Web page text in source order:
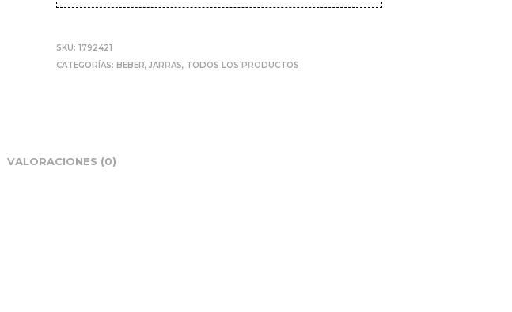
SKU:1792421
CATEGORÍAS: BEBER,JARRAS, TODOS LOS PRODUCTOS
VALORACIONES (0)